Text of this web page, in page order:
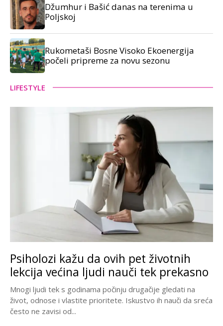
Džumhur i Bašić danas na terenima u
Poljskoj
Rukometaši Bosne Visoko Ekoenergija
počeli pripreme za novu sezonu
LIFESTYLE
Psiholozi kažu da ovih pet životnih
lekcija većina ljudi nauči tek prekasno
Mnogi ljudi tek s godinama počinju drugačije gledati na
život, odnose i vlastite prioritete. Iskustvo ih nauči da sreća
često ne zavisi od...